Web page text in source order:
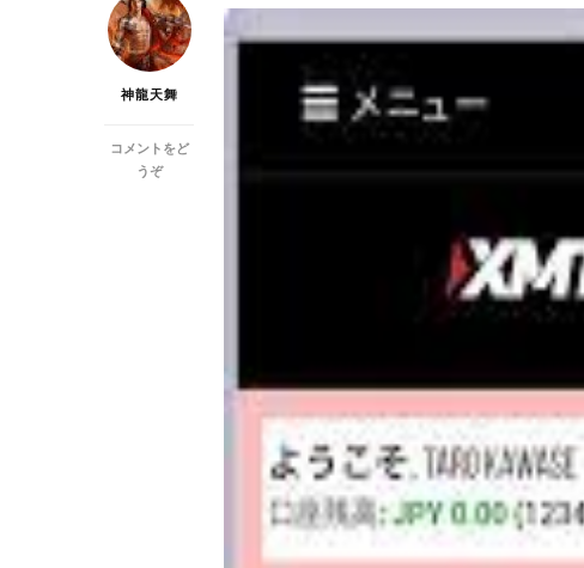
神龍天舞
コメントをど
うぞ(Ｘ